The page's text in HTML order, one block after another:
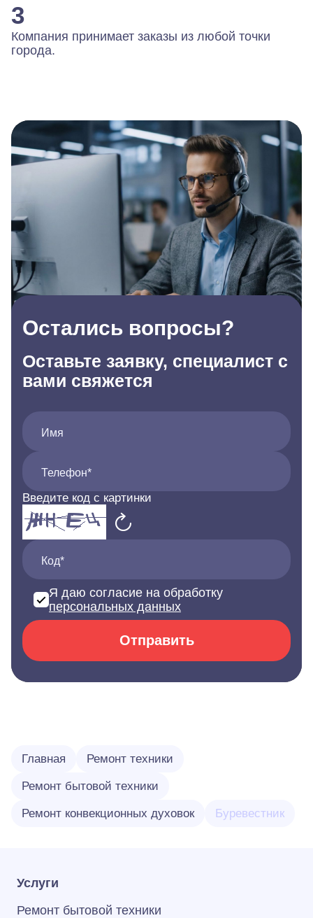
3
Компания принимает заказы из любой точки
города.
Остались вопросы?
Оставьте заявку, специалист с
вами свяжется
Имя
Телефон*
Введите код с картинки
Код*
Я даю согласие на обработку
персональных данных
Отправить
Главная Ремонт техники
Ремонт бытовой техники
Ремонт конвекционных духовок Буревестник
Услуги
Ремонт бытовой техники